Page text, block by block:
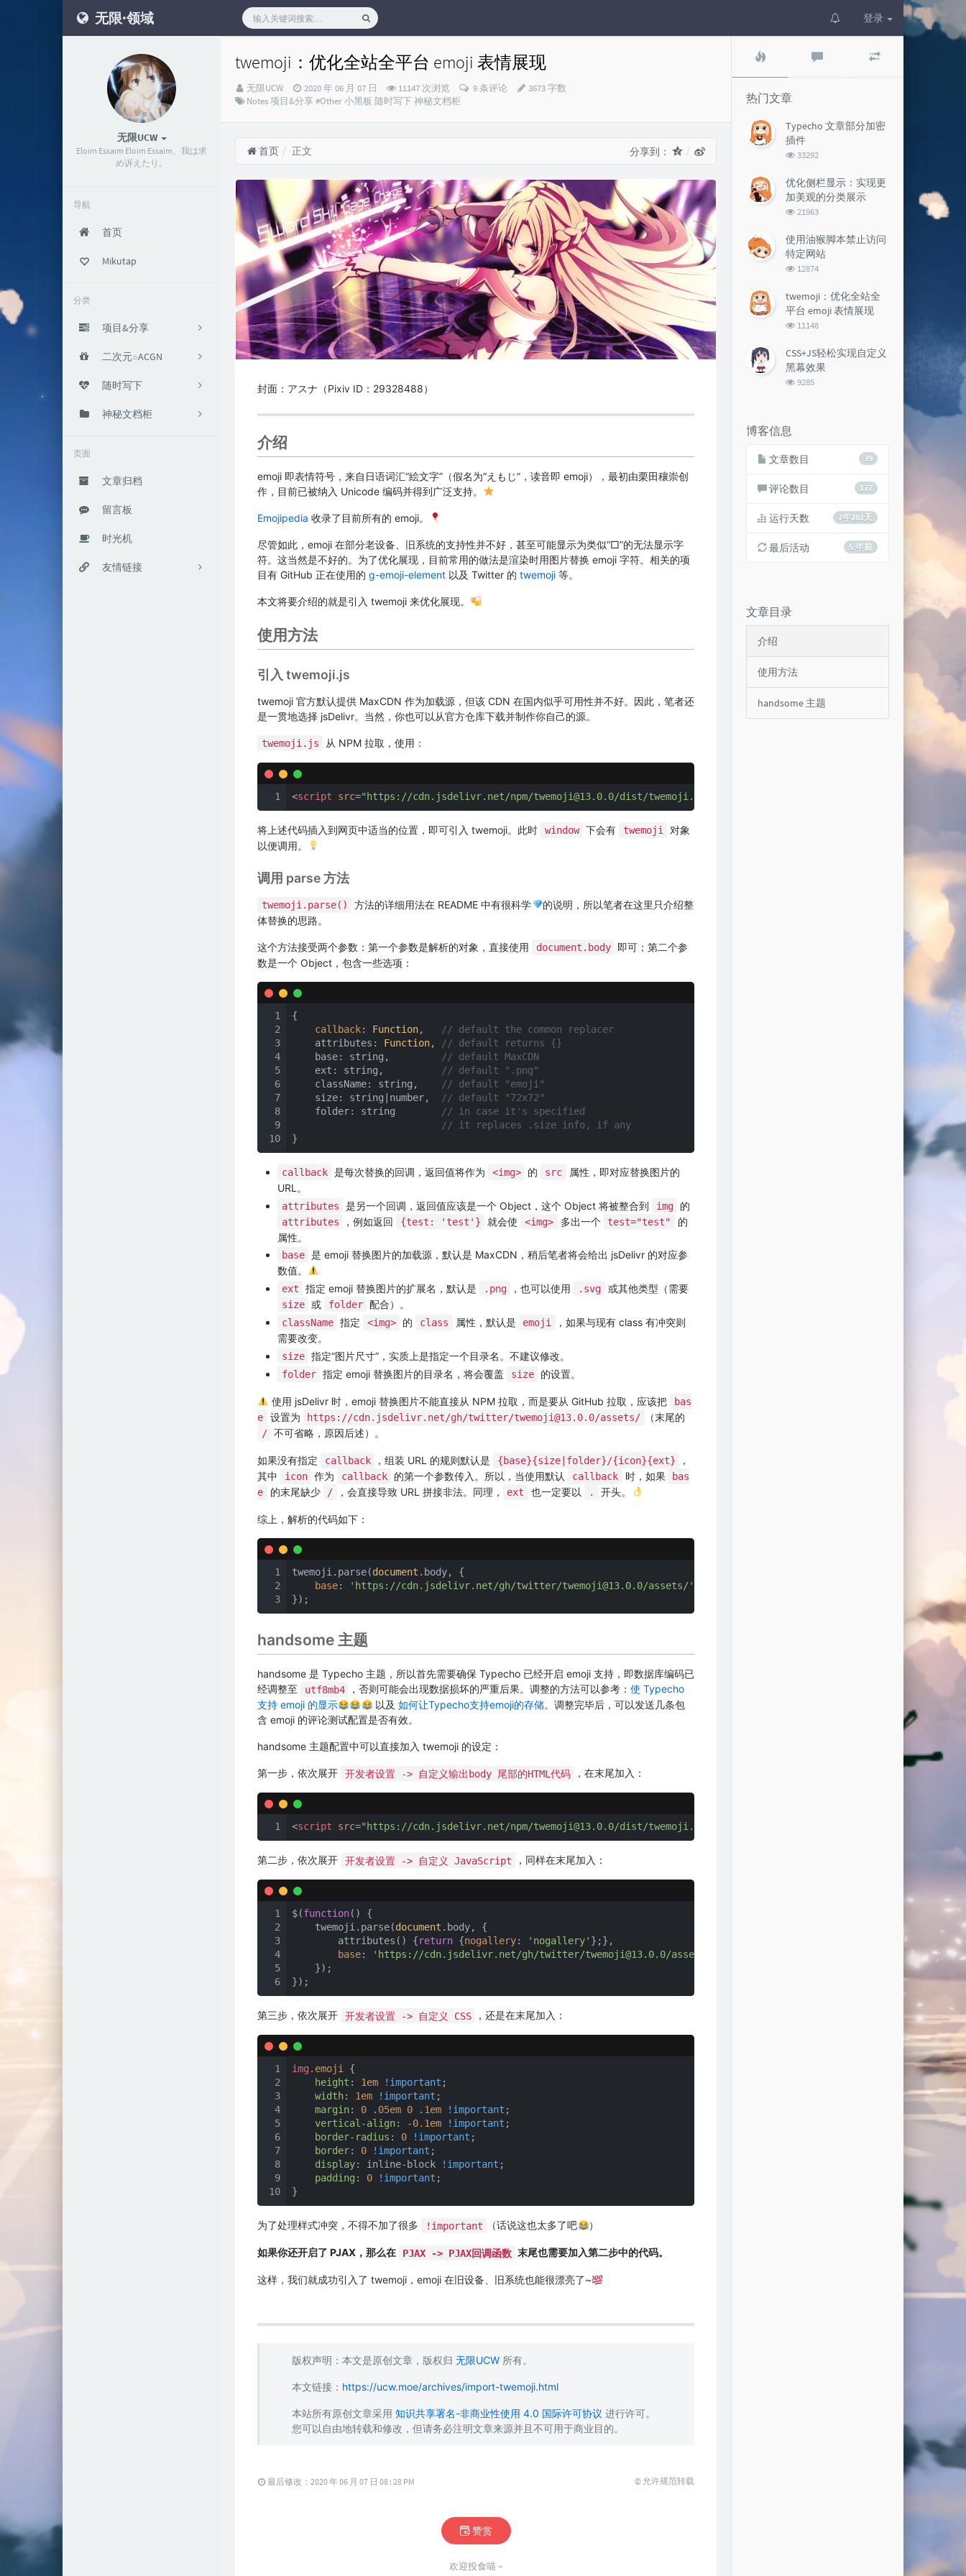
无限·领域 登录
无限UCW
Eloim Essaim Eloim Essaim、我は求
め诉えたり。
导航
首页
Mikutap
分类
项目&分享
5
养鸽场
2
搬运
21
小黑板
二次元☆ACGN
1
动漫
2
追番笔记
随时写下
2
随笔神秘文档柜
页面
文章归档
留言板
时光机
友情链接
twemoji：优化全站全平台 emoji 表情展现
Blog
Master：
无限UCW
发
布
间：
2020 年 06 月 07 日 11147 次浏览 9 条评论
3673 字数
分
Notes项目&分享#Other小黑板 随时写下神秘文档柜
首页 正文 分享到：
封面：アスナ（Pixiv ID：29328488）
介绍
emoji 即表情符号，来自日语词汇“絵文字”（假名为“えもじ”，读音即 emoji），最初由栗田穰崇创
作，目前已被纳入 Unicode 编码并得到广泛支持。
Emojipedia 收录了目前所有的 emoji。
尽管如此，emoji 在部分老设备、旧系统的支持性并不好，甚至可能显示为类似“□”的无法显示字
符。这当然是不好的。为了优化展现，目前常用的做法是渲染时用图片替换 emoji 字符。相关的项
目有 GitHub 正在使用的 g-emoji-element 以及 Twitter 的 twemoji 等。
本文将要介绍的就是引入 twemoji 来优化展现。
使用方法
引入 twemoji.js
twemoji 官方默认提供 MaxCDN 作为加载源，但该 CDN 在国内似乎可用性并不好。因此，笔者还
是一贯地选择 jsDelivr。当然，你也可以从官方仓库下载并制作你自己的源。
twemoji.js 从 NPM 拉取，使用：
1 <script src="https://cdn.jsdelivr.net/npm/twemoji@13.0.0/dist/twemoji.min.js"
将上述代码插入到网页中适当的位置，即可引入 twemoji。此时 window 下会有 twemoji
对象
以便调用。
调用 parse 方法
twemoji.parse() 方法的详细用法在 README 中有很科学
的说明，所以笔者在这里只介绍整
体替换的思路。
这个方法接受两个参数：第一个参数是解析的对象，直接使用 document.body
即可；第二个参
数是一个 Object，包含一些选项：
1
2
3
4
5
6
7
8
9
10
{
callback: Function,
// default the common replacer
    attributes:
Function,
// default returns {}
    base: string,
// default MaxCDN
    ext: string,
// default ".png"
    className: string,
// default "emoji"
    size: string|number,
// default "72x72"
    folder: string
// in case it's specified
// it replaces .size info, if any
}
callback 是每次替换的回调，返回值将作为 <img> 的 src
属性，即对应替换图片的
URL。
attributes 是另一个回调，返回值应该是一个 Object，这个 Object 将被整合到 img 的
attributes ，例如返回 {test: 'test'} 就会使 <img> 多出一个 test="test"
的
属性。
base 是 emoji 替换图片的加载源，默认是 MaxCDN，稍后笔者将会给出 jsDelivr 的对应参
数值。
ext 指定 emoji 替换图片的扩展名，默认是 .png ，也可以使用 .svg 或其他类型（需要
size 或 folder 配合）。
className 指定 <img> 的 class 属性，默认是 emoji
，如果与现有 class 有冲突则
需要改变。
size 指定“图片尺寸”，实质上是指定一个目录名。不建议修改。
folder 指定 emoji 替换图片的目录名，将会覆盖 size 的设置。
使用 jsDelivr 时，emoji 替换图片不能直接从 NPM 拉取，而是要从 GitHub 拉取，应该把
bas
e
设置为 https://cdn.jsdelivr.net/gh/twitter/twemoji@13.0.0/assets/ （末尾的
/ 不可省略，原因后述）。
如果没有指定 callback ，组装 URL 的规则默认是 {base}{size|folder}/{icon}{ext}
，
其中
icon 作为 callback 的第一个参数传入。所以，当使用默认 callback 时，如果
bas
e
的末尾缺少 / ，会直接导致 URL 拼接非法。同理， ext 也一定要以 . 开头。
综上，解析的代码如下：
1
2
3
twemoji.parse(document .body, {
base:
'https://cdn.jsdelivr.net/gh/twitter/twemoji@13.0.0/assets/'
});
handsome 主题
handsome 是 Typecho 主题，所以首先需要确保 Typecho 已经开启 emoji 支持，即数据库编码已
经调整至
utf8mb4 ，否则可能会出现数据损坏的严重后果。调整的方法可以参考：使 Typecho
支持 emoji 的显示
以及如何让Typecho支持emoji的存储。调整完毕后，可以发送几条包
含 emoji 的评论测试配置是否有效。
handsome 主题配置中可以直接加入 twemoji 的设定：
第一步，依次展开 开发者设置 -> 自定义输出body 尾部的HTML代码 ，在末尾加入：
1 <script src="https://cdn.jsdelivr.net/npm/twemoji@13.0.0/dist/twemoji.min.js"
第二步，依次展开 开发者设置 -> 自定义 JavaScript ，同样在末尾加入：
1
2
3
4
5
6
$(function( ) {
    twemoji.parse(
document .body, {
        attributes() {
return {nogallery: 'nogallery' };},
base:
'https://cdn.jsdelivr.net/gh/twitter/twemoji@13.0.0/assets/'
    });
});
第三步，依次展开 开发者设置 -> 自定义 CSS ，还是在末尾加入：
1
2
3
4
5
6
7
8
9
10
img .emoji {
height : 1em !important ;
width: 1em !important ;
margin: 0 . 05em 0 . 1em !important ;
vertical-align: -0.1em !important ;
border-radius : 0 !important ;
border: 0 !important ;
display: inline-block !important ;
padding : 0 !important ;
}
为了处理样式冲突，不得不加了很多 !important （话说这也太多了吧 ）
如果你还开启了 PJAX，那么在 PJAX -> PJAX回调函数 末尾也需要加入第二步中的代码。
这样，我们就成功引入了 twemoji，emoji 在旧设备、旧系统也能很漂亮了~
版权声明：本文是原创文章，版权归 无限UCW 所有。
本文链接： https://ucw.moe/archives/import-twemoji.html
本站所有原创文章采用 知识共享署名-非商业性使用 4.0 国际许可协议 进行许可。
您可以自由地转载和修改，但请务必注明文章来源并且不可用于商业目的。
最后修改：2020 年 06 月 07 日 08 : 28 PM © 允许规范转载
赞赏
欢迎投食喵 ~
文
章
评
文
热门文章
Typecho 文章部分加密
插件
浏
次
数:
33292
优化侧栏显示：实现更
加美观的分类展示
浏
次
数:
21963
使用油猴脚本禁止访问
特定网站
浏
次
数:
12874
twemoji：优化全站全
平台 emoji 表情展现
浏
次
数:
11148
CSS+JS轻松实现自定义
黑幕效果
浏
9285
博客信息
39
文章数目
177
评论数目
7年281天
运行天数
5 年前
最后活动
文章目录
介绍
使用方法
handsome 主题